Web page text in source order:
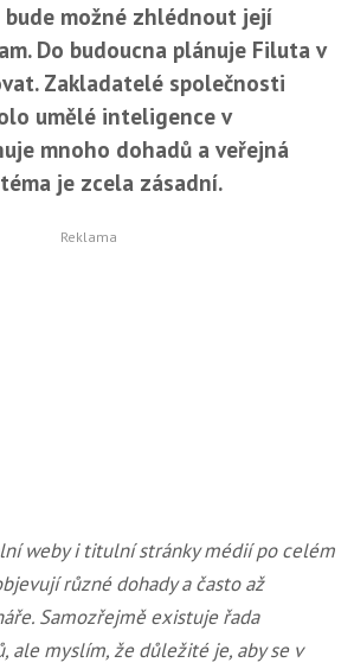
možné zhlédnout její
Do budoucna plánuje Filuta v
Zakladatelé společnosti
umělé inteligence v
mnoho dohadů a veřejná
je zcela zásadní.
weby i titulní stránky médií po celém
různé dohady a často až
Samozřejmě existuje řada
ale myslím, že důležité je, aby se v